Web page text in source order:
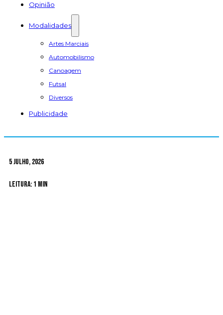
Opinião
Modalidades
Artes Marciais
Automobilismo
Canoagem
Futsal
Diversos
Publicidade
5 Julho, 2026
Leitura: 1 min